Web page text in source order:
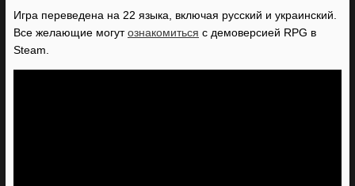
Игра переведена на 22 языка, включая русский и украинский.
Все желающие могутознакомиться с демоверсией RPG в
Steam.